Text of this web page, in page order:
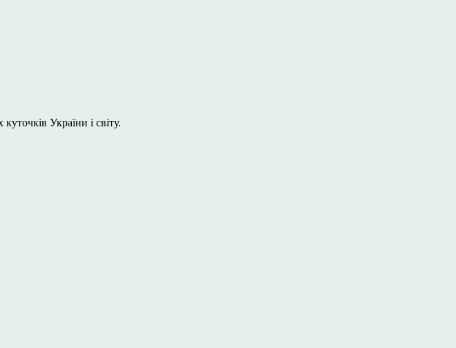
України і світу.